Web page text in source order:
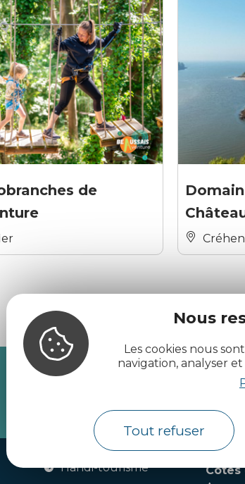
Nous
Les cookies nous
navigation, analyser
Tout refuser
de
Créhen
Recevez
Handi-tourisme
Côtes